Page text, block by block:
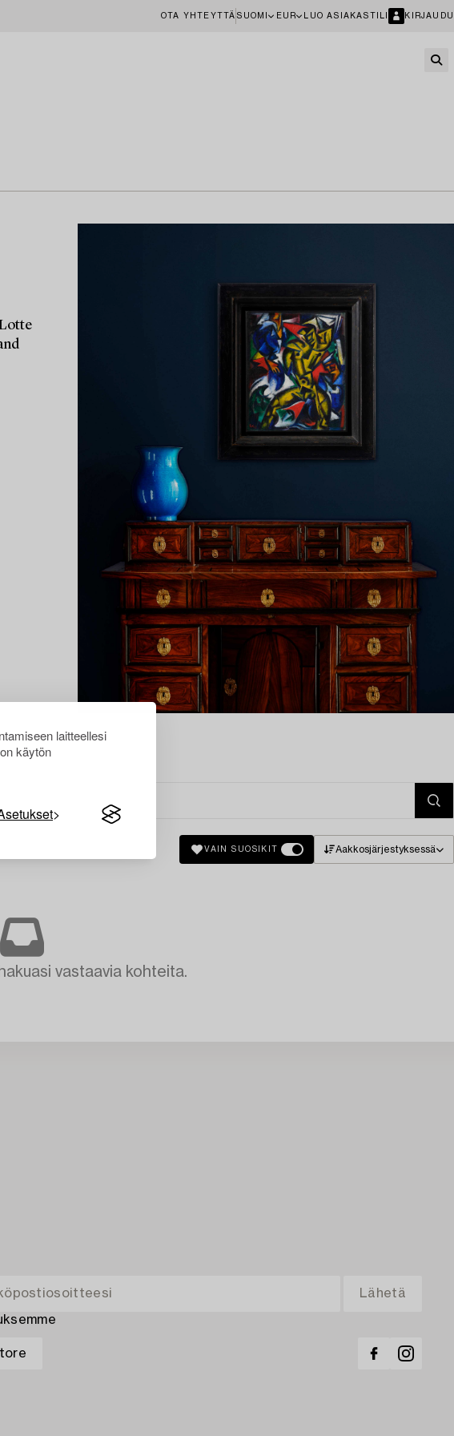
laitteellesi
käytön
OTA YHTEYTTÄ SUOMI EUR LUO ASIAKASTILI KIRJAUDU
VAIN SUOSIKIT Aakkosjärjestyksessä
vastaavia kohteita.